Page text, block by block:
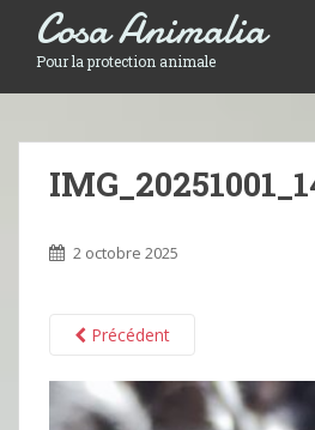
Cosa Animalia
Pour la protection animale
2 octobre 2025
Précédent